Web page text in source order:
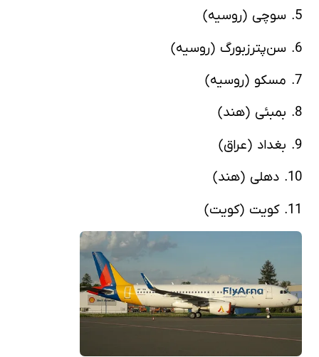
5. سوچی (روسیه)
6. سن‌پترزبورگ (روسیه)
7. مسکو (روسیه)
8. بمبئی (هند)
9. بغداد (عراق)
10. دهلی (هند)
11. کویت (کویت)